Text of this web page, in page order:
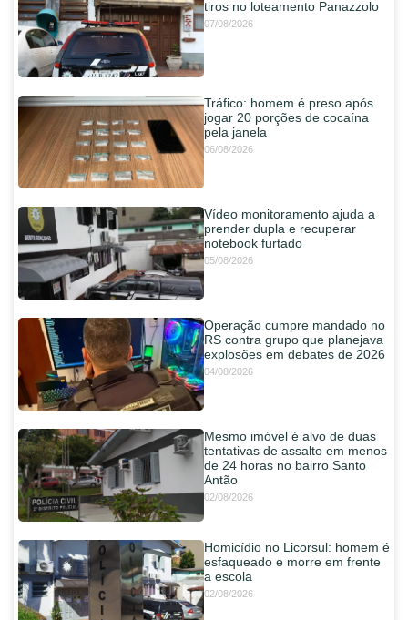
tiros no loteamento Panazzolo
07/08/2026
Tráfico: homem é preso após
jogar 20 porções de cocaína
pela janela
06/08/2026
Vídeo monitoramento ajuda a
prender dupla e recuperar
notebook furtado
05/08/2026
Operação cumpre mandado no
RS contra grupo que planejava
explosões em debates de 2026
04/08/2026
Mesmo imóvel é alvo de duas
tentativas de assalto em menos
de 24 horas no bairro Santo
Antão
02/08/2026
Homicídio no Licorsul: homem é
esfaqueado e morre em frente
a escola
02/08/2026